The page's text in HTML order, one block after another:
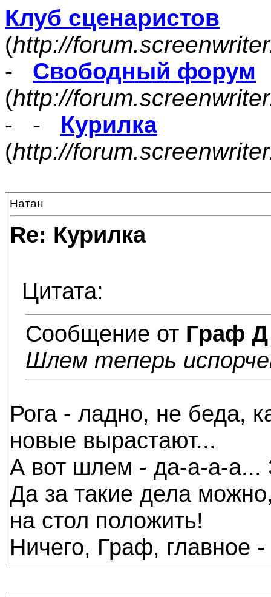
Клуб сценаристов
(http://
- Свободный форум
(http://
- - Курилка
(http://
Натан
Re: Курилка
Цитата:
Сообщение от Граф Д
Шлем теперь
Рога - ладно, не беда,
новые вырастают...
А вот шлем - да-а-а-
Да за такие дела
на стол положить!
Ничего, Граф, главное